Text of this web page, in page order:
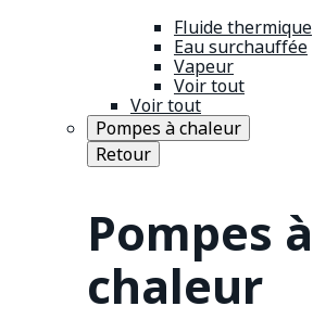
Fluide thermique
Eau surchauffée
Vapeur
Voir tout
Voir tout
Pompes à chaleur
Retour
Pompes à
chaleur